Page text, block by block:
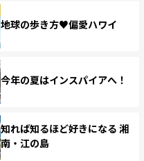
地球の歩き方♥偏愛ハワイ
今年の夏はインスパイアへ！
知れば知るほど好きになる 湘
南・江の島